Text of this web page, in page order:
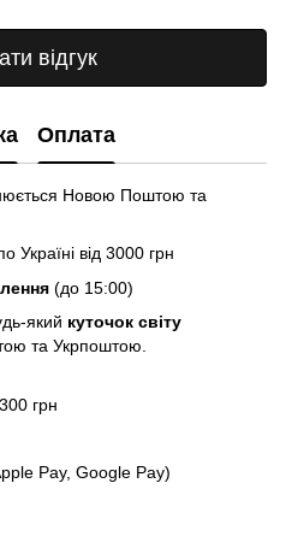
відгук
Оплата
Новою Поштою та
Україні від 3000 грн
(до 15:00)
який куточок світу
та Укрпоштою.
грн
Pay, Google Pay)